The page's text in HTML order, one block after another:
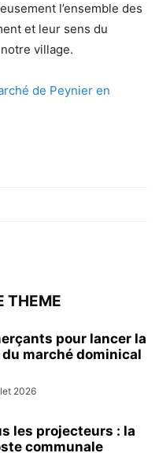
l’ensemble des
et leur sens du
village.
de Peynier en
THEME
pour lancer la
marché dominical
2026
les projecteurs : la
communale